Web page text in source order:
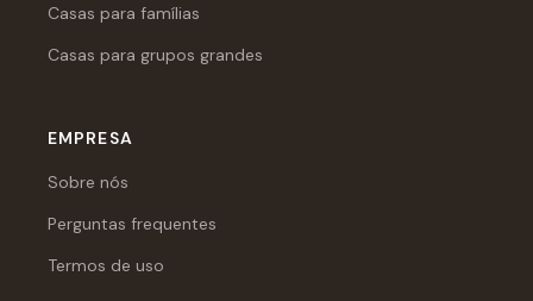
Casas para famílias
Casas para grupos grandes
EMPRESA
Sobre nós
Perguntas frequentes
Termos de uso